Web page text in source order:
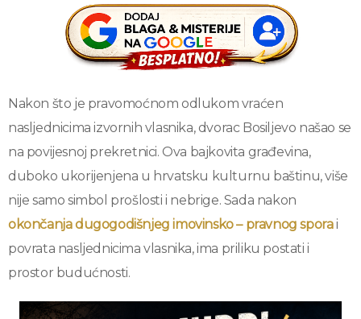
Nakon što je pravomoćnom odlukom vraćen
nasljednicima izvornih vlasnika, dvorac Bosiljevo našao se
na povijesnoj prekretnici. Ova bajkovita građevina,
duboko ukorijenjena u hrvatsku kulturnu baštinu, više
nije samo simbol prošlosti i nebrige. Sada nakon
okončanja dugogodišnjeg imovinsko – pravnog sporai
povrata nasljednicima vlasnika, ima priliku postati i
prostor budućnosti.